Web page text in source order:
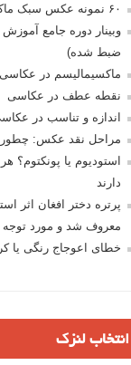
۶۰ نمونه عکس سبک ماکسیمالیسم
وبینار دوره جامع
ضبط شده)
ماکسیمالیسم در عکاسی
نقطه عطف در عکاسی
اندازه و تناسب در
مراحل نقد عکس: چطور
استودیوم یا
دارند
پرتره دختر افغان اثر
معروف شد و مورد توجه
خطای اعوجاج رنگی یا
انتخاب لنزک